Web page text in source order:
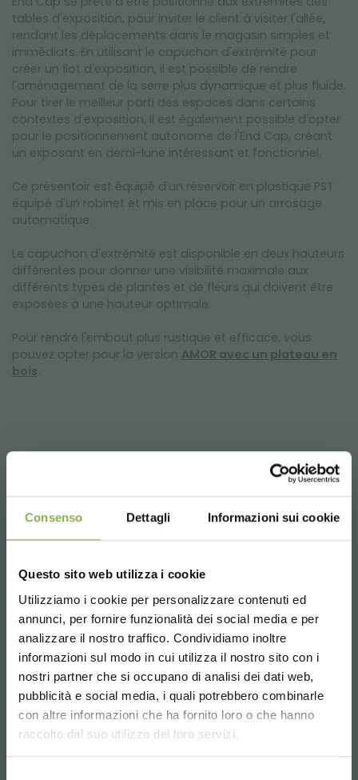
Consenso Dettagli Informazioni sui cookie
Questo sito web utilizza i cookie
Utilizziamo i cookie per personalizzare contenuti ed
annunci, per fornire funzionalità dei social media e per
analizzare il nostro traffico. Condividiamo inoltre
informazioni sul modo in cui utilizza il nostro sito con i
nostri partner che si occupano di analisi dei dati web,
pubblicità e social media, i quali potrebbero combinarle
con altre informazioni che ha fornito loro o che hanno
raccolto dal suo utilizzo dei loro servizi.
tables d'exposition, pour inviter le client à visiter l'allée,
rendant les déplacements dans le magasin simples et
immédiats. En utilisant le capuchon d'extrémité pour
créer un îlot d'exposition, il est possible de rendre
l'aménagement de la serre plus dynamique et plus fluide.
Pour tirer le meilleur parti des espaces dans certains
contextes d'exposition, il est également possible d'opter
pour le positionnement autonome de l'End Cap, créant
un exposant en demi-lune intéressant et fonctionnel.
Ce présentoir est équipé d'un réservoir en plastique PST
équipé d'un robinet et mis en place pour un arrosage
automatique.
Le capuchon d'extrémité est disponible en deux hauteurs
différentes pour donner une visibilité maximale aux
différents types de plantes et de fleurs qui doivent être
exposées à une hauteur optimale.
Pour rendre l'embout plus rustique et efficace, vous
pouvez opter pour la version AMOR avec un plateau en
bois.
Comment choisir la bonne hauteur
pour votre tables
l'embout lui-même.
Plantes hautes :pour exposer des plantes hautes
comme le Kentia, le Dracaena Lemon Lime ou le Strelitzia
Nicolai, le capuchon haut de gamme de 350 mm est
idéal.
Plantes basses :pour exposer des plantes basses
comme les poinsettias ou les violettes africaines, le
capuchon haut de gamme de 550 mm est idéal.
Choose the country you are in and your
language for a better browsing experience
TÉLÉCHARGER LA
FICHE TECHNIQUE
Connectez-vous ou